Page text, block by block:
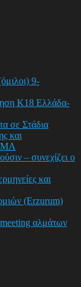
9-
Κ18 Ελλάδα-
σε Στάδια
και
– συνεχίζει ο
και
(Erzurum)
meeting αλμάτων